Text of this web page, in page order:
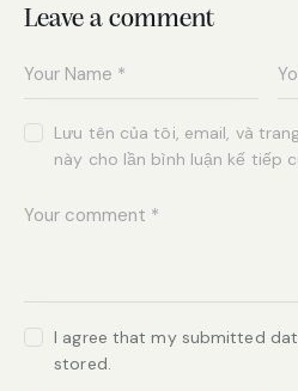
Leave a comment
Lưu tên của tôi, email, và
này cho lần bình luận kế tiếp
I agree that my submitted
stored.